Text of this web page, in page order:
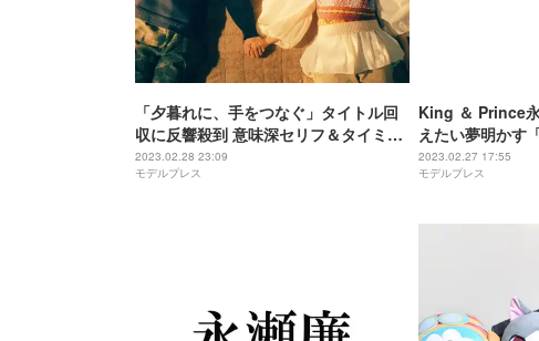
「夕暮れに、手をつなぐ」タイトル回
収に反響殺到 意味深セリフ＆タイミン
グに視聴者ざわめく
2023.02.28 23:09
モデルプレス
King ＆ Prince
えたい夢明かす
る」「実現させ
2023.02.27 17:55
モデルプレス